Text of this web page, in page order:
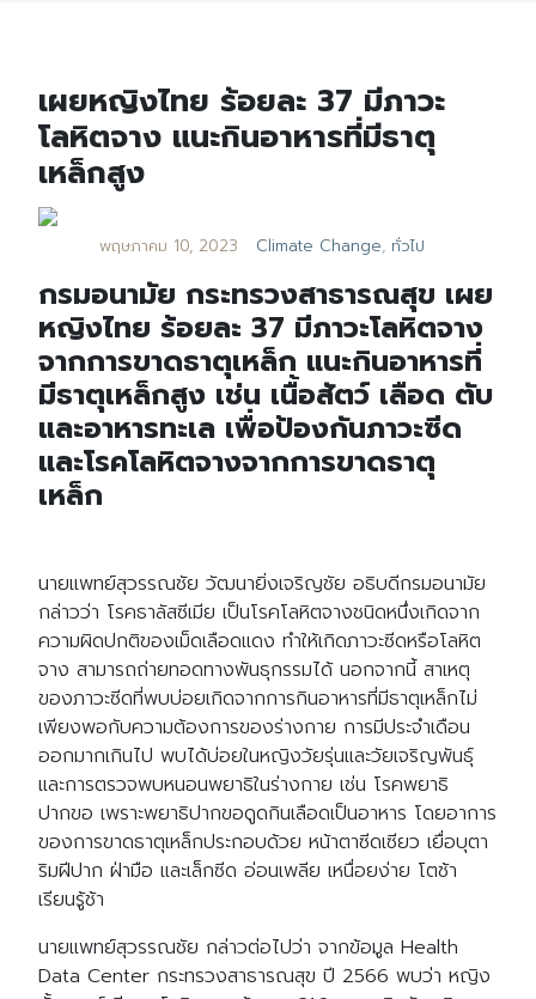
เผยหญิงไทย ร้อยละ 37 มีภาวะ
โลหิตจาง แนะกินอาหารที่มีธาตุ
เหล็กสูง
พฤษภาคม 10, 2023 Climate Change, ทั่วไป
กรมอนามัย กระทรวงสาธารณสุข เผย
หญิงไทย ร้อยละ 37 มีภาวะโลหิตจาง
จากการขาดธาตุเหล็ก แนะกินอาหารที่
มีธาตุเหล็กสูง เช่น เนื้อสัตว์ เลือด ตับ
และอาหารทะเล เพื่อป้องกันภาวะซีด
และโรคโลหิตจางจากการขาดธาตุ
เหล็ก
นายแพทย์สุวรรณชัย วัฒนายิ่งเจริญชัย อธิบดีกรมอนามัย
กล่าวว่า โรคธาลัสซีเมีย เป็นโรคโลหิตจางชนิดหนึ่งเกิดจาก
ความผิดปกติของเม็ดเลือดแดง ทำให้เกิดภาวะซีดหรือโลหิต
จาง สามารถถ่ายทอดทางพันธุกรรมได้ นอกจากนี้ สาเหตุ
ของภาวะซีดที่พบบ่อยเกิดจากการกินอาหารที่มีธาตุเหล็กไม่
เพียงพอกับความต้องการของร่างกาย การมีประจำเดือน
ออกมากเกินไป พบได้บ่อยในหญิงวัยรุ่นและวัยเจริญพันธุ์
และการตรวจพบหนอนพยาธิในร่างกาย เช่น โรคพยาธิ
ปากขอ เพราะพยาธิปากขอดูดกินเลือดเป็นอาหาร โดยอาการ
ของการขาดธาตุเหล็กประกอบด้วย หน้าตาซีดเซียว เยื่อบุตา
ริมฝีปาก ฝ่ามือ และเล็กซีด อ่อนเพลีย เหนื่อยง่าย โตช้า
เรียนรู้ช้า
นายแพทย์สุวรรณชัย กล่าวต่อไปว่า จากข้อมูล Health
Data Center กระทรวงสาธารณสุข ปี 2566 พบว่า หญิง